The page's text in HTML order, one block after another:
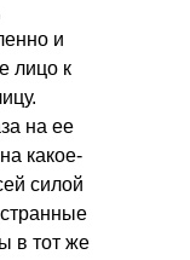
и
лицо к
на ее
какое-
силой
в тот же